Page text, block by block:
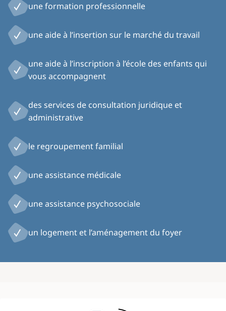
une formation professionnelle
une aide à l’insertion sur le marché du travail
une aide à l’inscription à l’école des enfants qui
vous accompagnent
des services de consultation juridique et
administrative
le regroupement familial
une assistance médicale
une assistance psychosociale
un logement et l’aménagement du foyer